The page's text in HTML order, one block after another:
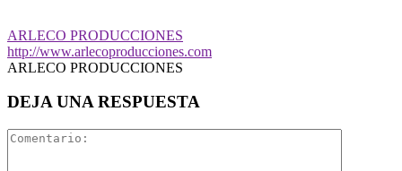
ARLECO PRODUCCIONES
http://www.arlecoproducciones.com
ARLECO PRODUCCIONES
DEJA UNA RESPUESTA